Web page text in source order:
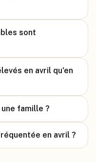
sont
en avril qu'en
famille ?
en avril ?